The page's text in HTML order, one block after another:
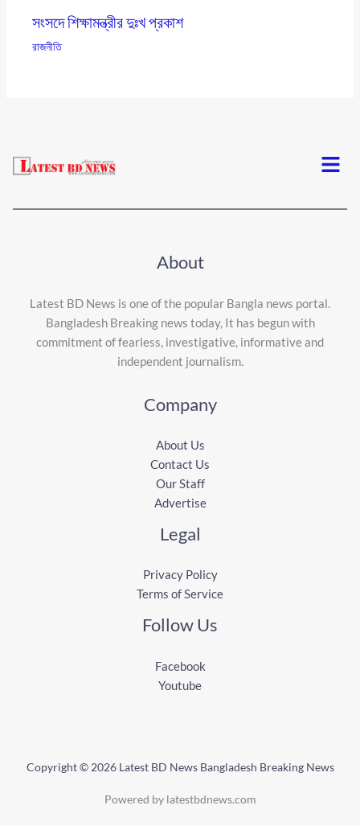
সংসদে শিক্ষামন্ত্রীর দুঃখ প্রকাশ
রাজনীতি
Menu
About
Latest BD News is one of the popular Bangla news portal.
Bangladesh Breaking news today, It has begun with
commitment of fearless, investigative, informative and
independent journalism.
Company
About Us
Contact Us
Our Staff
Advertise
Legal
Privacy Policy
Terms of Service
Follow Us
Facebook
Youtube
Copyright © 2026 Latest BD News Bangladesh Breaking News
Powered by latestbdnews.com